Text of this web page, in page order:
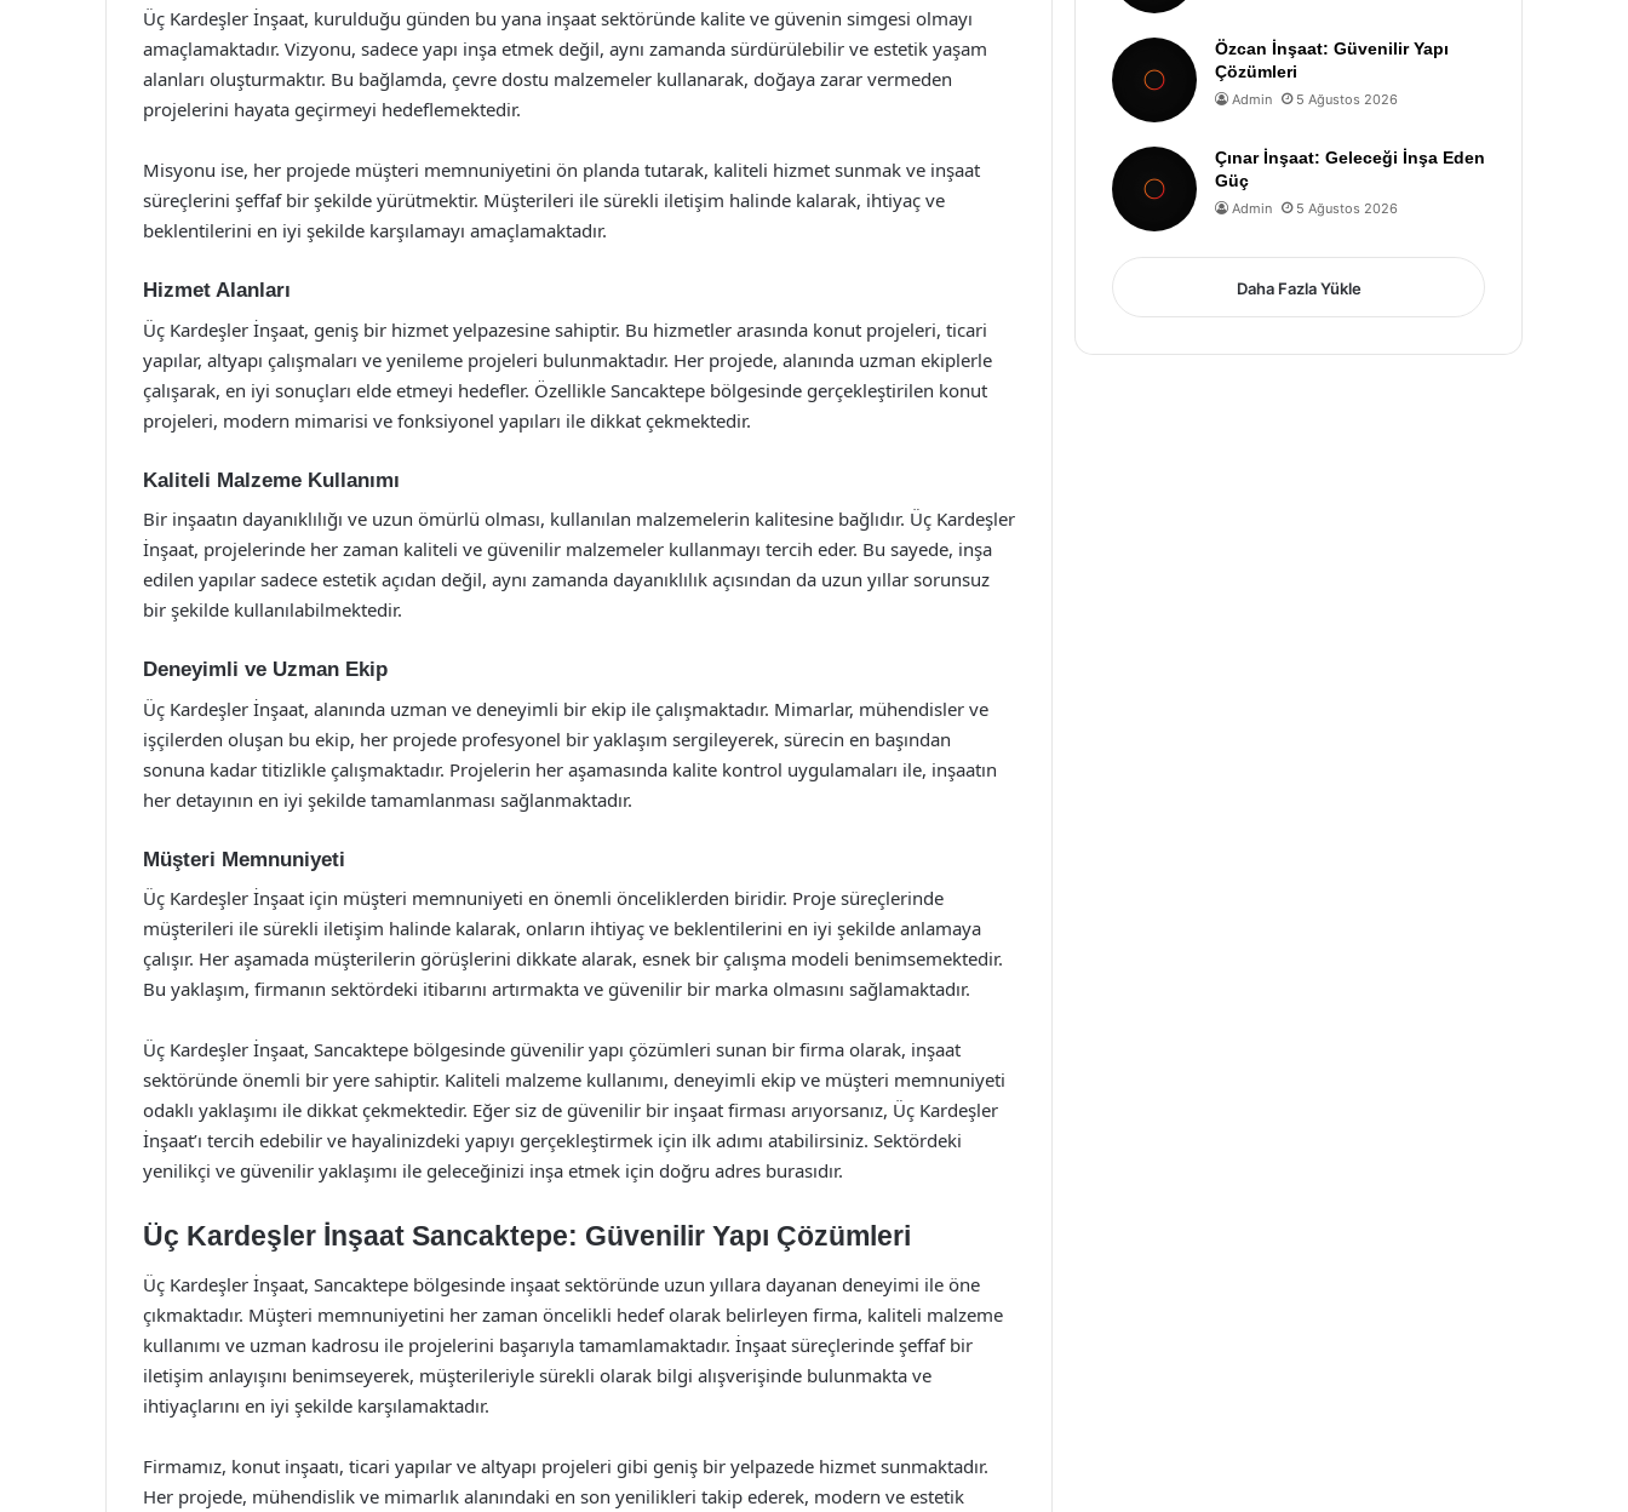
Üç Kardeşler İnşaat, kurulduğu günden bu yana inşaat sektöründe kalite ve güvenin simgesi olmayı
amaçlamaktadır. Vizyonu, sadece yapı inşa etmek değil, aynı zamanda sürdürülebilir ve estetik yaşam
alanları oluşturmaktır. Bu bağlamda, çevre dostu malzemeler kullanarak, doğaya zarar vermeden
projelerini hayata geçirmeyi hedeflemektedir.
Misyonu ise, her projede müşteri memnuniyetini ön planda tutarak, kaliteli hizmet sunmak ve inşaat
süreçlerini şeffaf bir şekilde yürütmektir. Müşterileri ile sürekli iletişim halinde kalarak, ihtiyaç ve
beklentilerini en iyi şekilde karşılamayı amaçlamaktadır.
Hizmet Alanları
Üç Kardeşler İnşaat, geniş bir hizmet yelpazesine sahiptir. Bu hizmetler arasında konut projeleri, ticari
yapılar, altyapı çalışmaları ve yenileme projeleri bulunmaktadır. Her projede, alanında uzman ekiplerle
çalışarak, en iyi sonuçları elde etmeyi hedefler. Özellikle Sancaktepe bölgesinde gerçekleştirilen konut
projeleri, modern mimarisi ve fonksiyonel yapıları ile dikkat çekmektedir.
Kaliteli Malzeme Kullanımı
Bir inşaatın dayanıklılığı ve uzun ömürlü olması, kullanılan malzemelerin kalitesine bağlıdır. Üç Kardeşler
İnşaat, projelerinde her zaman kaliteli ve güvenilir malzemeler kullanmayı tercih eder. Bu sayede, inşa
edilen yapılar sadece estetik açıdan değil, aynı zamanda dayanıklılık açısından da uzun yıllar sorunsuz
bir şekilde kullanılabilmektedir.
Deneyimli ve Uzman Ekip
Üç Kardeşler İnşaat, alanında uzman ve deneyimli bir ekip ile çalışmaktadır. Mimarlar, mühendisler ve
işçilerden oluşan bu ekip, her projede profesyonel bir yaklaşım sergileyerek, sürecin en başından
sonuna kadar titizlikle çalışmaktadır. Projelerin her aşamasında kalite kontrol uygulamaları ile, inşaatın
her detayının en iyi şekilde tamamlanması sağlanmaktadır.
Müşteri Memnuniyeti
Üç Kardeşler İnşaat için müşteri memnuniyeti en önemli önceliklerden biridir. Proje süreçlerinde
müşterileri ile sürekli iletişim halinde kalarak, onların ihtiyaç ve beklentilerini en iyi şekilde anlamaya
çalışır. Her aşamada müşterilerin görüşlerini dikkate alarak, esnek bir çalışma modeli benimsemektedir.
Bu yaklaşım, firmanın sektördeki itibarını artırmakta ve güvenilir bir marka olmasını sağlamaktadır.
Üç Kardeşler İnşaat, Sancaktepe bölgesinde güvenilir yapı çözümleri sunan bir firma olarak, inşaat
sektöründe önemli bir yere sahiptir. Kaliteli malzeme kullanımı, deneyimli ekip ve müşteri memnuniyeti
odaklı yaklaşımı ile dikkat çekmektedir. Eğer siz de güvenilir bir inşaat firması arıyorsanız, Üç Kardeşler
İnşaat’ı tercih edebilir ve hayalinizdeki yapıyı gerçekleştirmek için ilk adımı atabilirsiniz. Sektördeki
yenilikçi ve güvenilir yaklaşımı ile geleceğinizi inşa etmek için doğru adres burasıdır.
Üç Kardeşler İnşaat Sancaktepe: Güvenilir Yapı Çözümleri
Üç Kardeşler İnşaat, Sancaktepe bölgesinde inşaat sektöründe uzun yıllara dayanan deneyimi ile öne
çıkmaktadır. Müşteri memnuniyetini her zaman öncelikli hedef olarak belirleyen firma, kaliteli malzeme
kullanımı ve uzman kadrosu ile projelerini başarıyla tamamlamaktadır. İnşaat süreçlerinde şeffaf bir
iletişim anlayışını benimseyerek, müşterileriyle sürekli olarak bilgi alışverişinde bulunmakta ve
ihtiyaçlarını en iyi şekilde karşılamaktadır.
Firmamız, konut inşaatı, ticari yapılar ve altyapı projeleri gibi geniş bir yelpazede hizmet sunmaktadır.
Her projede, mühendislik ve mimarlık alanındaki en son yenilikleri takip ederek, modern ve estetik
Özcan İnşaat: Güvenilir Yapı
Çözümleri
Admin 5 Ağustos 2026
Çınar İnşaat: Geleceği İnşa Eden
Güç
Admin 5 Ağustos 2026
Daha Fazla Yükle